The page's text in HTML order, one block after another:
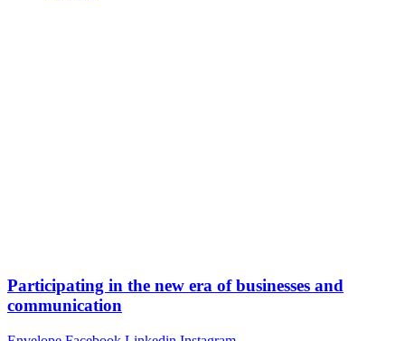
Participating in the new era of businesses and
communication​